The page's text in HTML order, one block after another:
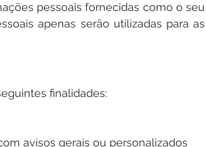
pessoais fornecidas como o seu
apenas serão utilizadas para as
finalidades:
avisos gerais ou personalizados